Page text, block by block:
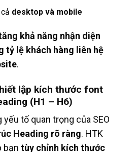
desktop và mobile
khả năng nhận diện
tỷ lệ khách hàng liên hệ
.
lập kích thước font
(H1 – H6)
tố quan trọng của SEO
Heading rõ ràng. HTK
bạn tùy chỉnh kích thước